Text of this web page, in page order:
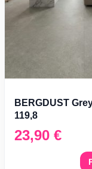
BERGDUST
119,8
23,90 €